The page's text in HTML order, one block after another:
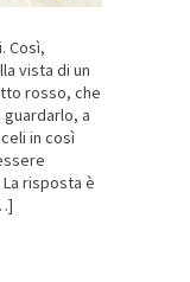
Così,
vista di un
rosso, che
a
in così
risposta è